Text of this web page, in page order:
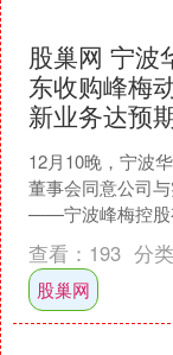
股巢网 宁波
东收购峰梅
新业务达预
12月10晚，宁波
董事会同意公司
——宁波峰梅控股
控股”），共同以
海峰梅动力....
查看： 193 分
股巢网